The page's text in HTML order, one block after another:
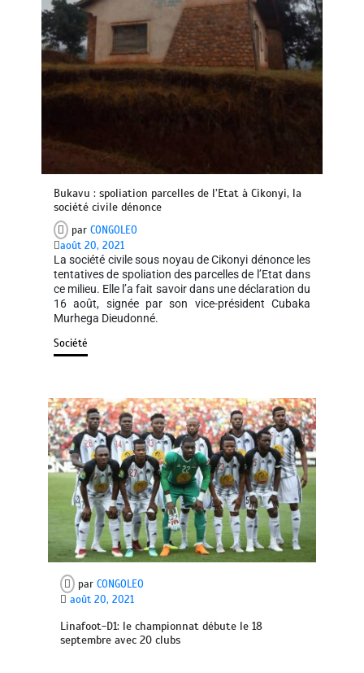
Bukavu : spoliation parcelles de l’Etat à Cikonyi, la
société civile dénonce
par CONGOLEO
août 20, 2021
La société civile sous noyau de Cikonyi dénonce les
tentatives de spoliation des parcelles de l’Etat dans
ce milieu. Elle l’a fait savoir dans une déclaration du
16 août, signée par son vice-président Cubaka
Murhega Dieudonné.
Société
par CONGOLEO
août 20, 2021
Linafoot-D1: le championnat débute le 18
septembre avec 20 clubs